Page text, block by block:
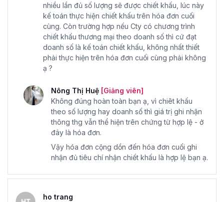
nhiều lần đủ số lượng sẽ được chiết khấu, lúc này
kế toán thực hiện chiết khấu trên hóa đơn cuối
cùng. Còn trường hợp nếu Cty có chương trình
chiết khấu thương mại theo doanh số thì cứ đạt
doanh số là kế toán chiết khấu, không nhất thiết
phải thực hiện trên hóa đơn cuối cùng phải không
ạ ?
Nông Thị Huệ [Giảng viên]
Không đúng hoàn toàn bạn ạ, vì chiêt khấu
theo số lượng hay doanh số thì giá trị ghi nhận
thông thg vẫn thể hiện trên chứng từ hợp lệ - ở
đây là hóa đơn.
Vậy hóa đơn cộng dồn đến hóa đơn cuối ghi
nhận đủ tiêu chí nhận chiết khấu là hợp lệ bạn ạ.
ho trang